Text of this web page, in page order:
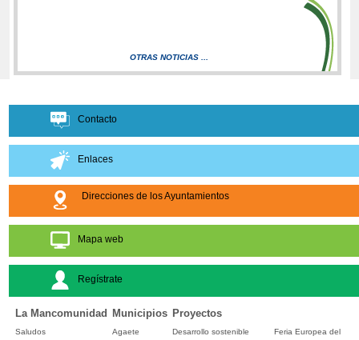
OTRAS NOTICIAS ...
Contacto
Enlaces
Direcciones de los Ayuntamientos
Mapa web
Regístrate
La Mancomunidad Municipios Proyectos
Saludos
Agaete
Desarrollo sostenible
Feria Europea del